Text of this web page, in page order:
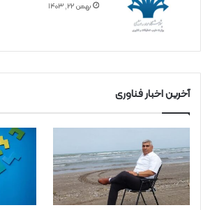
بهمن ۲۲, ۱۴۰۳
آخرین اخبار فناوری